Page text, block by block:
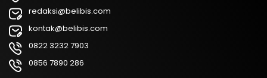
redaksi@belibis.com
kontak@belibis.com
0822 3232 7903
0856 7890 286